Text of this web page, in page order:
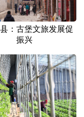
：古堡文旅发展促
振兴